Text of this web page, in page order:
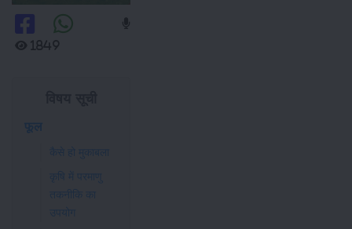
1849
फूल
कैसे हो मुकाबला
कृषि में परमाणु
तकनीकि का
उपयोग